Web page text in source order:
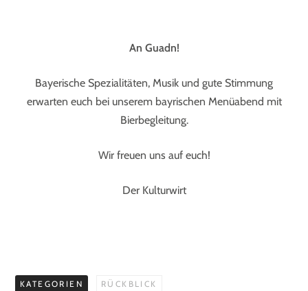
An Guadn!
Bayerische Spezialitäten, Musik und gute Stimmung
erwarten euch bei unserem bayrischen Menüabend mit
Bierbegleitung.
Wir freuen uns auf euch!
Der Kulturwirt
KATEGORIEN RÜCKBLICK